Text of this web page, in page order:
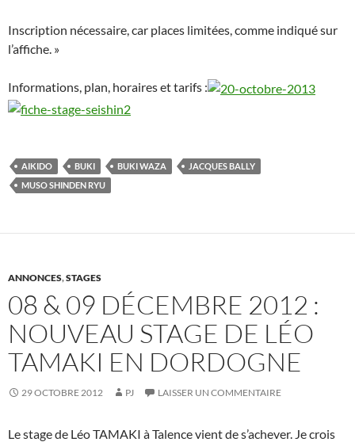
Inscription nécessaire, car places limitées, comme indiqué sur
l’affiche. »
Informations, plan, horaires et tarifs :
AIKIDO BUKI BUKI WAZA
JACQUES BALLY
MUSO SHINDEN RYU
ANNONCES,STAGES
08 & 09 DÉCEMBRE 2012 :
NOUVEAU STAGE DE LÉO
TAMAKI EN DORDOGNE
29 OCTOBRE 2012 PJ LAISSER UN COMMENTAIRE
Le stage de Léo TAMAKI à Talence vient de s’achever. Je crois